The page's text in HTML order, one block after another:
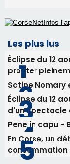
projection
Alata - Soirée
Benedetto
05/08/2026 09:53
Biguglia :
procession le
Les plus lus